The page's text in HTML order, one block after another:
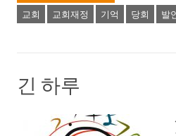
교회 교회재정 기억 당회 발
긴 하루